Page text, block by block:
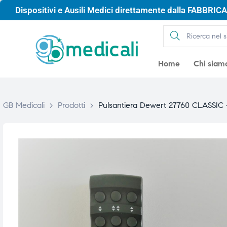
Dispositivi e Ausili Medici direttamente dalla
Home Chi
GB Medicali > Prodotti > Pulsantiera Dewert 27760